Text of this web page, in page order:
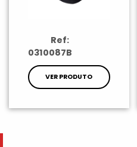
Ref:
0310087B
VER PRODUTO